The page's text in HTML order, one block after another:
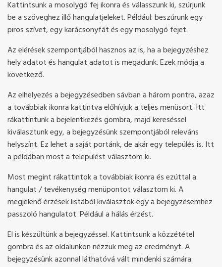
Kattintsunk a mosolygó fej ikonra és válasszunk ki, szúrjunk
be a szöveghez illő hangulatjeleket. Például: beszúrunk egy
piros szívet, egy karácsonyfát és egy mosolygó fejet.
Az elérések szempontjából hasznos az is, ha a bejegyzéshez
hely adatot és hangulat adatot is megadunk. Ezek módja a
következő.
Az elhelyezés a bejegyzésedben sávban a három pontra, azaz
a továbbiak ikonra kattintva előhívjuk a teljes menüsort. Itt
rákattintunk a bejelentkezés gombra, majd kereséssel
kiválasztunk egy, a bejegyzésünk szempontjából releváns
helyszínt. Ez lehet a saját portánk, de akár egy település is. Itt
a példában most a települést választom ki.
Most megint rákattintok a továbbiak ikonra és ezúttal a
hangulat / tevékenység menüpontot választom ki. A
megjelenő érzések listából kiválasztok egy a bejegyzésemhez
passzoló hangulatot. Például a hálás érzést.
El is készültünk a bejegyzéssel. Kattintsunk a közzététel
gombra és az oldalunkon nézzük meg az eredményt. A
bejegyzésünk azonnal láthatóvá vált mindenki számára.